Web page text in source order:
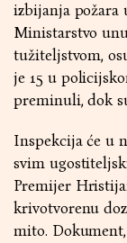
izbijanja požara
Ministarstvo
tužiteljstvom,
je 15 u
preminuli, dok
Inspekcija će u
svim
Premijer
krivotvorenu
mito.